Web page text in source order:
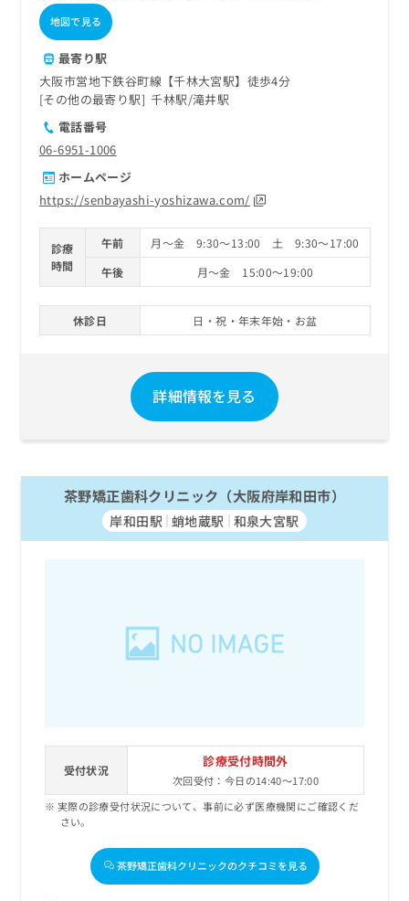
地図で見る
最寄り駅
大阪市営地下鉄谷町線【千林大宮駅】徒歩4分
その他の最寄り駅
千林駅 滝井駅
電話番号
06-6951-1006
ホームページ
https://senbayashi-yoshizawa.com/
診療
時間
午前
月～金 9:30～13:00 土 9:30～17:00
午後
月～金 15:00～19:00
休診日 日・祝・年末年始・お盆
詳細情報を見る
茶野矯正歯科クリニック（大阪府岸和田市）
岸和田駅 蛸地蔵駅 和泉大宮駅
受付状況
診療受付時間外
次回受付：今日の14:40～17:00
実際の診療受付状況について、事前に必ず医療機関にご確認くだ
さい。
茶野矯正歯科クリニックのクチコミを見る